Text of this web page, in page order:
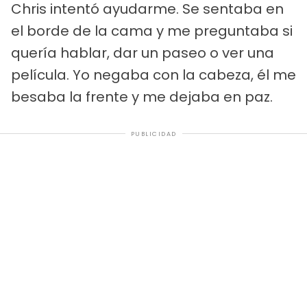
Chris intentó ayudarme. Se sentaba en
el borde de la cama y me preguntaba si
quería hablar, dar un paseo o ver una
película. Yo negaba con la cabeza, él me
besaba la frente y me dejaba en paz.
PUBLICIDAD